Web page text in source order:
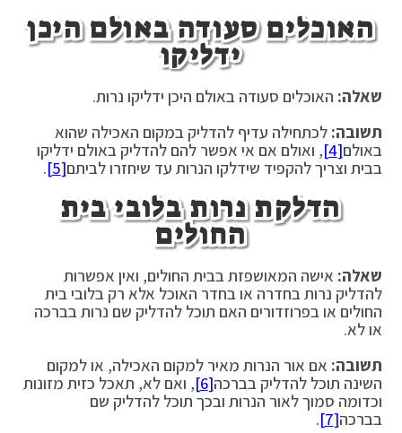
האוכלים סעודה באולם היכן
ידליקו
שאלה: האוכלים סעודה באולם היכן ידליקו נרות.
תשובה: לכתחילה עדיף להדליק במקום האכילה שהוא
באולם[4]
, ואולם אם אי אפשר להם להדליק באולם ידליקו
בבית וצריך להקפיד שידלקו הנרות עד שיחזרו לביתם[5]
.
הדלקת נרות בלובי בית
החולים
שאלה: אישה המאושפזת בבית החולים, ואין אפשרות
להדליק נרות בחדרה או בחדר האוכל אלא רק בלובי בית
החולים או בפרוזדורים האם תוכל להדליק שם נרות בברכה
או לא.
תשובה: אם אור הנרות מאיר למקום האכילה, או למקום
השינה תוכל להדליק בברכה[6]
, ואם לא, תאכל כזית מזונות
וכדומה סמוך לאור הנרות ובכך תוכל להדליק שם
בברכה[7]
.